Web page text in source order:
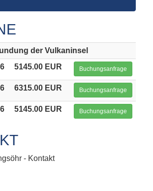
der Vulkaninsel
5145.00 EUR Buchungsanfrage
6315.00 EUR Buchungsanfrage
5145.00 EUR Buchungsanfrage
- Kontakt